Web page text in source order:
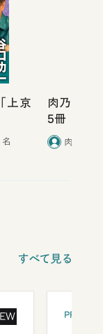
上京
肉乃小路
5冊
肉乃小路
すべて見る